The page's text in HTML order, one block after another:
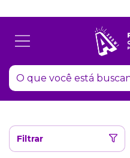
Filtrar